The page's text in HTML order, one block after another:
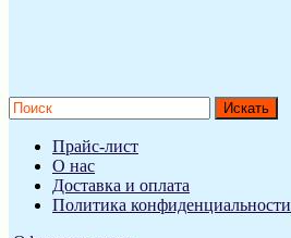
Прайс-лист
О нас
Доставка и оплата
Политика конфиденциальности